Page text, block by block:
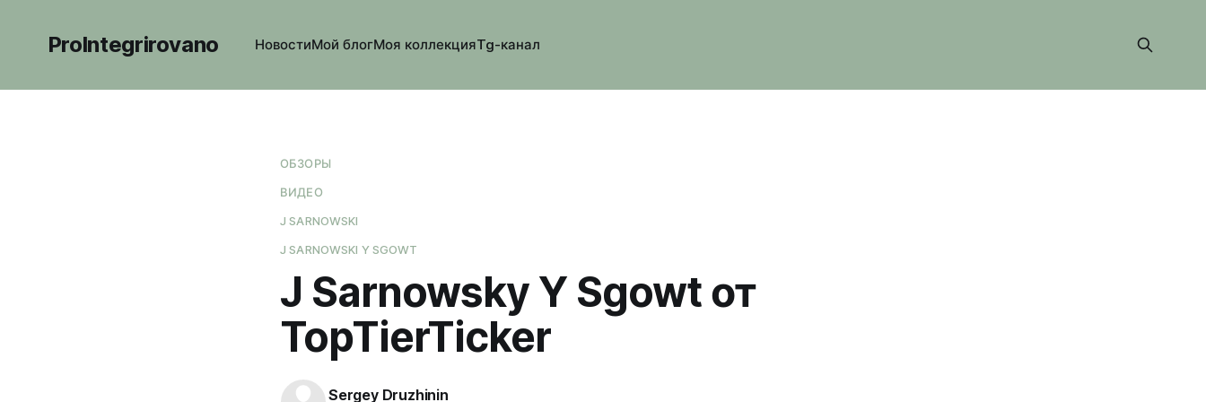
ProIntegrirovano НовостиМой блогМоя коллекцияTg-канал
ОБЗОРЫ
ВИДЕО
J SARNOWSKI
J SARNOWSKI Y SGOWT
J Sarnowsky Y Sgowt от
TopTierTicker
Sergey Druzhinin